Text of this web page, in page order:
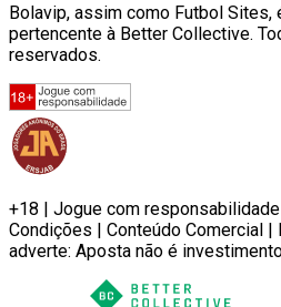
Bolavip, assim como Futbol Sites,
pertencente à Better Collective.
reservados.
+18 | Jogue com
Condições | Conteúdo Comercial
adverte: Aposta não é